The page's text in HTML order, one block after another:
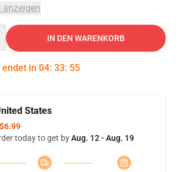
anzeigen
IN DEN WARENKORB
endet in 04: 33: 54
States
$6.99
today to get byAug. 12 - Aug. 19